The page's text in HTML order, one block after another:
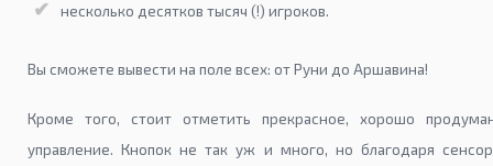
несколько десятков тысяч (!) игроков.
Вы сможете вывести на поле всех: от Руни до Аршавина!
Кроме того, стоит отметить прекрасное, хорошо
управление. Кнопок не так уж и много, но благодаря